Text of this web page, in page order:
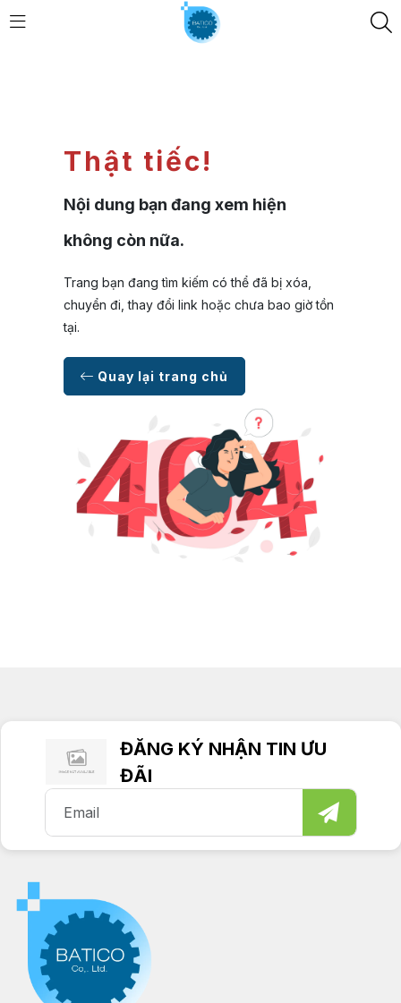
Thật tiếc!
Nội dung bạn đang xem hiện
không còn nữa.
Trang bạn đang tìm kiếm có thể đã bị xóa,
chuyển đi, thay đổi link hoặc chưa bao giờ tồn
tại.
Quay lại trang chủ
ĐĂNG KÝ NHẬN TIN ƯU
ĐÃI